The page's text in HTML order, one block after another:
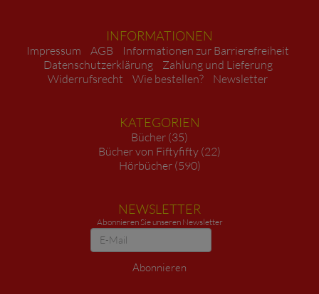
INFORMATIONEN
Impressum AGB
Informationen zur Barrierefreiheit
Datenschutzerklärung
Zahlung und Lieferung
Widerrufsrecht
Wie bestellen? Newsletter
KATEGORIEN
Bücher (35)
Bücher von Fiftyfifty (22)
Hörbücher (590)
NEWSLETTER
Abonnieren Sie unseren Newsletter
Newsletter
Abonnieren